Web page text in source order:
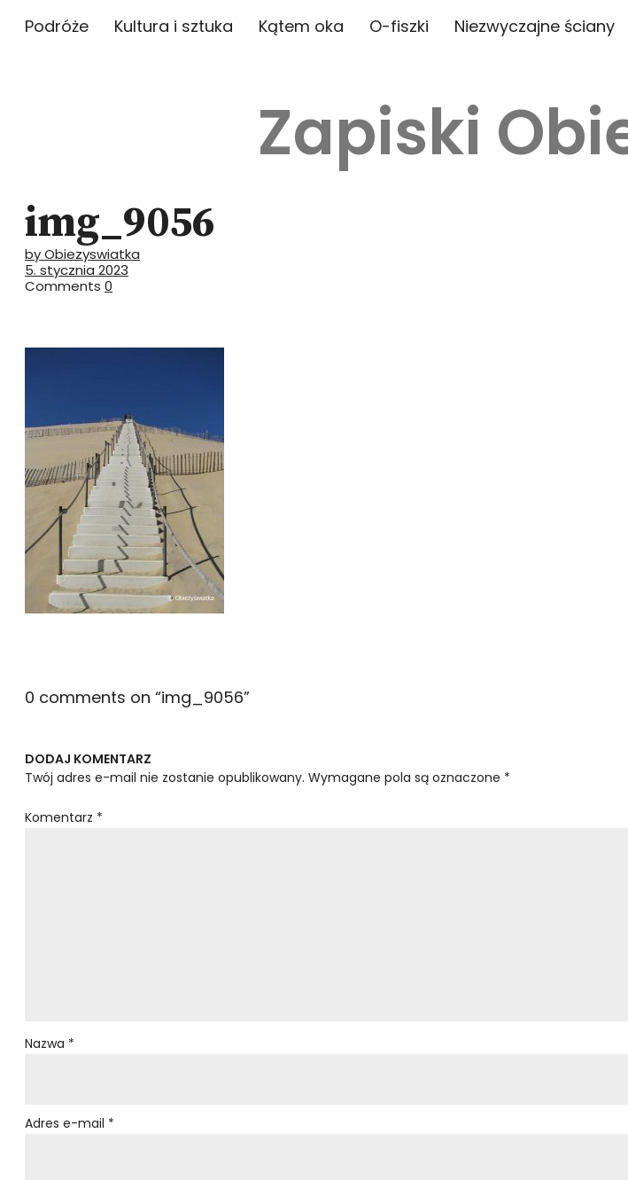
Podróże Kultura i sztuka Kątem oka O-fiszki Niezwyczajne ściany
Zapiski
img_9056
by Obiezyswiatka
5. stycznia 2023
Comments 0
0 comments on “img_9056”
DODAJ KOMENTARZ
Twój adres e-mail nie zostanie opublikowany. Wymagane pola są oznaczone *
Komentarz *
Nazwa *
Adres e-mail *